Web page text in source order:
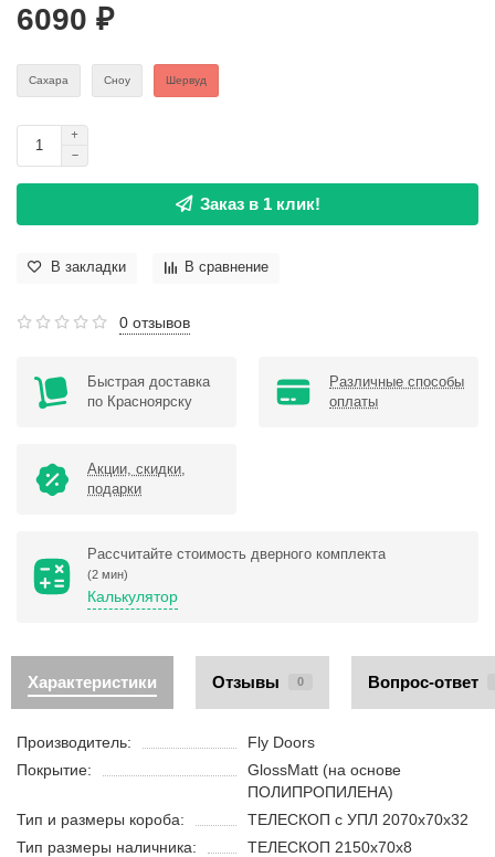
6090 ₽
Сахара Сноу Шервуд
Заказ в 1 клик!
В закладки В сравнение
0 отзывов
Быстрая доставка
по Красноярску
Различные способы
оплаты
Акции, скидки,
подарки
Рассчитайте стоимость дверного комплекта
(2 мин)
Калькулятор
Характеристики Отзывы 0 Вопрос-ответ
Производитель:
Fly Doors
Покрытие:
GlossMatt (на основе
ПОЛИПРОПИЛЕНА)
Тип и размеры короба:
ТЕЛЕСКОП с УПЛ 2070х70х32
Тип размеры наличника:
ТЕЛЕСКОП 2150х70х8